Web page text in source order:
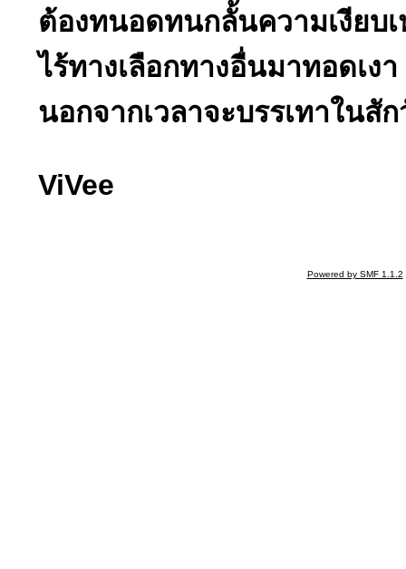
ต้องทนอดทนกลั้นความเงียบเ
ไร้ทางเลือกทางอื่นมาทอดเงา
นอกจากเวลาจะบรรเทาในสั
ViVee
Powered by SMF 1.1.2